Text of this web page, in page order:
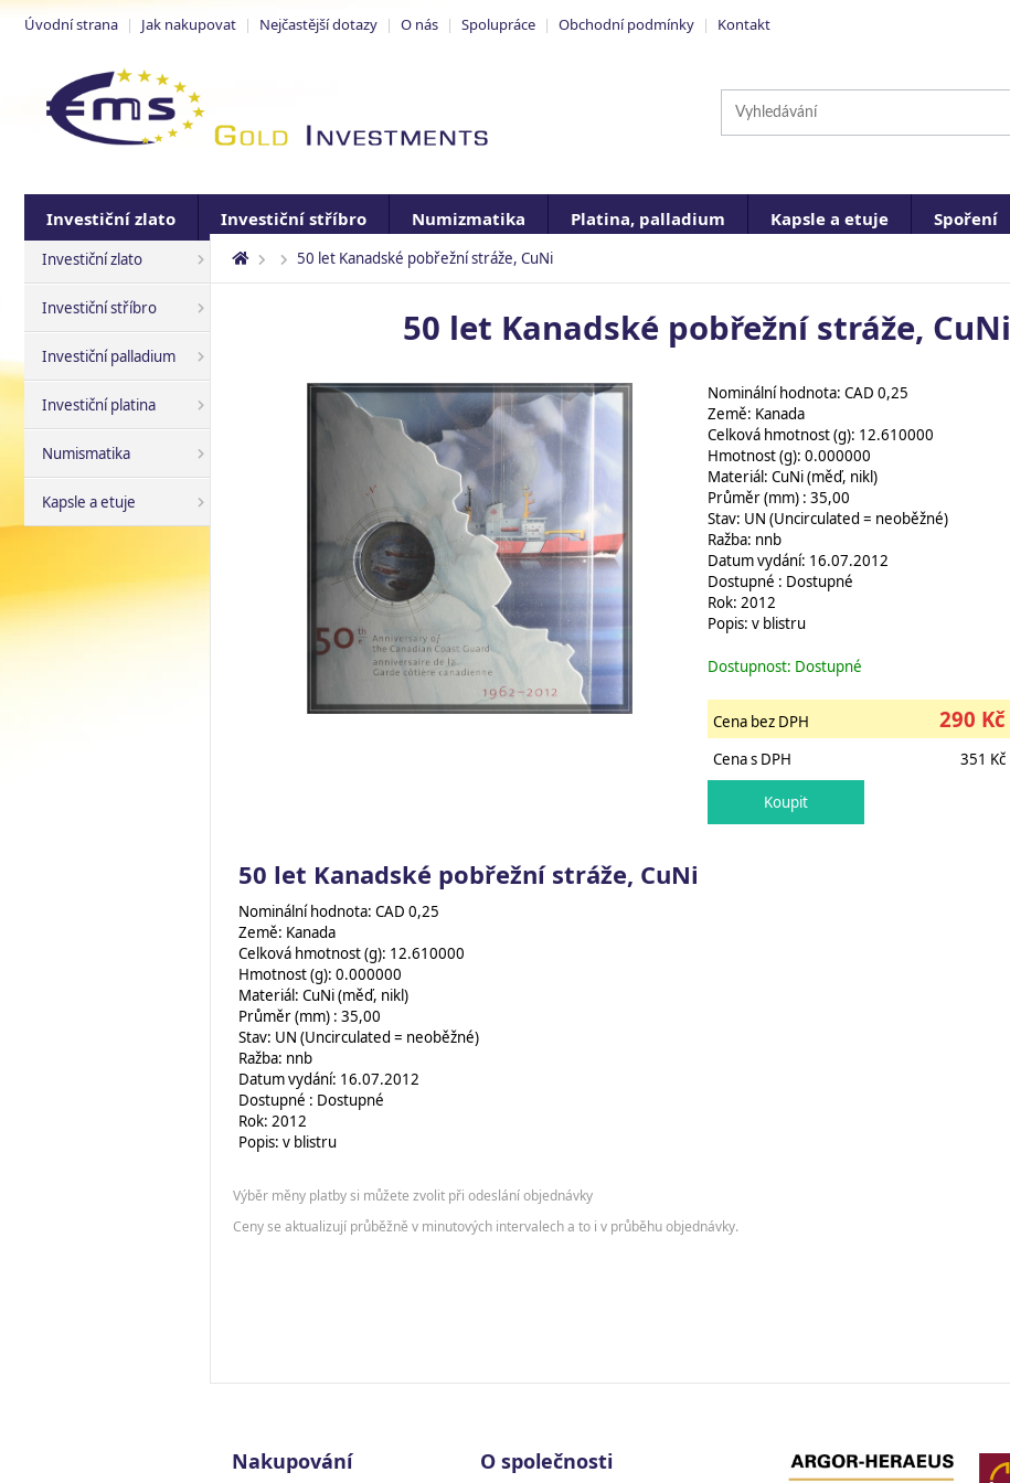
Úvodní strana | Jak nakupovat | Nejčastější dotazy | O nás | Spolupráce | Obchodní podmínky | Kontakt
Investiční zlato Investiční stříbro Numizmatika Platina, palladium Kapsle a etuje Spoření
Investiční zlato
Investiční stříbro
Investiční palladium
Investiční platina
Numismatika
Kapsle a etuje
50 let Kanadské pobřežní stráže, CuNi
50 let Kanadské pobřežní stráže, CuNi
Nominální hodnota: CAD 0,25
Země: Kanada
Celková hmotnost (g): 12.610000
Hmotnost (g): 0.000000
Materiál: CuNi (měď, nikl)
Průměr (mm) : 35,00
Stav: UN (Uncirculated = neoběžné)
Ražba: nnb
Datum vydání: 16.07.2012
Dostupné : Dostupné
Rok: 2012
Popis: v blistru
Dostupnost: Dostupné
Cena bez DPH 290 Kč
Cena s DPH
351 Kč
50 let Kanadské pobřežní stráže, CuNi
Nominální hodnota: CAD 0,25
Země: Kanada
Celková hmotnost (g): 12.610000
Hmotnost (g): 0.000000
Materiál: CuNi (měď, nikl)
Průměr (mm) : 35,00
Stav: UN (Uncirculated = neoběžné)
Ražba: nnb
Datum vydání: 16.07.2012
Dostupné : Dostupné
Rok: 2012
Popis: v blistru
Výběr měny platby si můžete zvolit při odeslání objednávky
Ceny se aktualizují průběžně v minutových intervalech a to i v průběhu objednávky.
Nakupování O společnosti